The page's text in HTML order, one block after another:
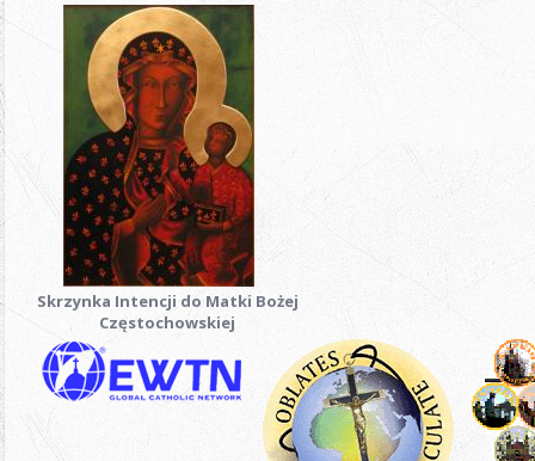
Skrzynka Intencji do Matki Bożej
Częstochowskiej